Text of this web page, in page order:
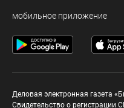
мобильное приложение
Деловая электронная газета
Свидетельство о